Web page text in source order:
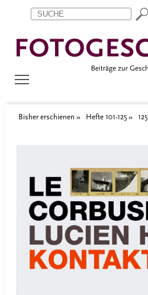
Zum Inhalt springen
Aktuelle Seite: Rez. Otti_Corbusier
Bisher erschienen Hefte 101-125 125